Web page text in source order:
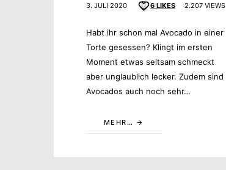
3. JULI 2020 6 LIKES 2.207 VIEWS
Habt ihr schon mal Avocado in einer
Torte gesessen? Klingt im ersten
Moment etwas seltsam schmeckt
aber unglaublich lecker. Zudem sind
Avocados auch noch sehr…
MEHR…